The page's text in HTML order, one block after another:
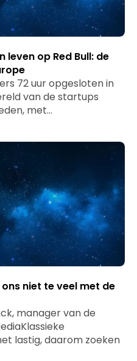
leven op Red Bull: de
72 uur opgesloten in
van de startups
met…
niet te veel met de
manager van de
lastig, daarom zoeken